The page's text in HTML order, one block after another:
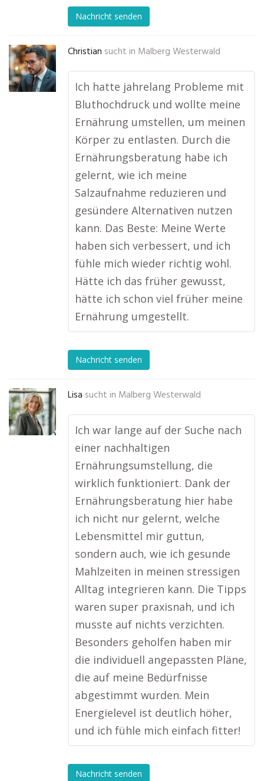
Nachricht senden
Christian sucht in Malberg Westerwald
Ich hatte jahrelang Probleme mit
Bluthochdruck und wollte meine
Ernährung umstellen, um meinen
Körper zu entlasten. Durch die
Ernährungsberatung habe ich
gelernt, wie ich meine
Salzaufnahme reduzieren und
gesündere Alternativen nutzen
kann. Das Beste: Meine Werte
haben sich verbessert, und ich
fühle mich wieder richtig wohl.
Hätte ich das früher gewusst,
hätte ich schon viel früher meine
Ernährung umgestellt.
Nachricht senden
Lisa sucht in Malberg Westerwald
Ich war lange auf der Suche nach
einer nachhaltigen
Ernährungsumstellung, die
wirklich funktioniert. Dank der
Ernährungsberatung hier habe
ich nicht nur gelernt, welche
Lebensmittel mir guttun,
sondern auch, wie ich gesunde
Mahlzeiten in meinen stressigen
Alltag integrieren kann. Die Tipps
waren super praxisnah, und ich
musste auf nichts verzichten.
Besonders geholfen haben mir
die individuell angepassten Pläne,
die auf meine Bedürfnisse
abgestimmt wurden. Mein
Energielevel ist deutlich höher,
und ich fühle mich einfach fitter!
Nachricht senden